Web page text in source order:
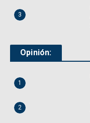
3
Opinión:
1
2